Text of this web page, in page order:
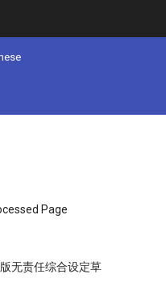
Page
无责任综合设定草